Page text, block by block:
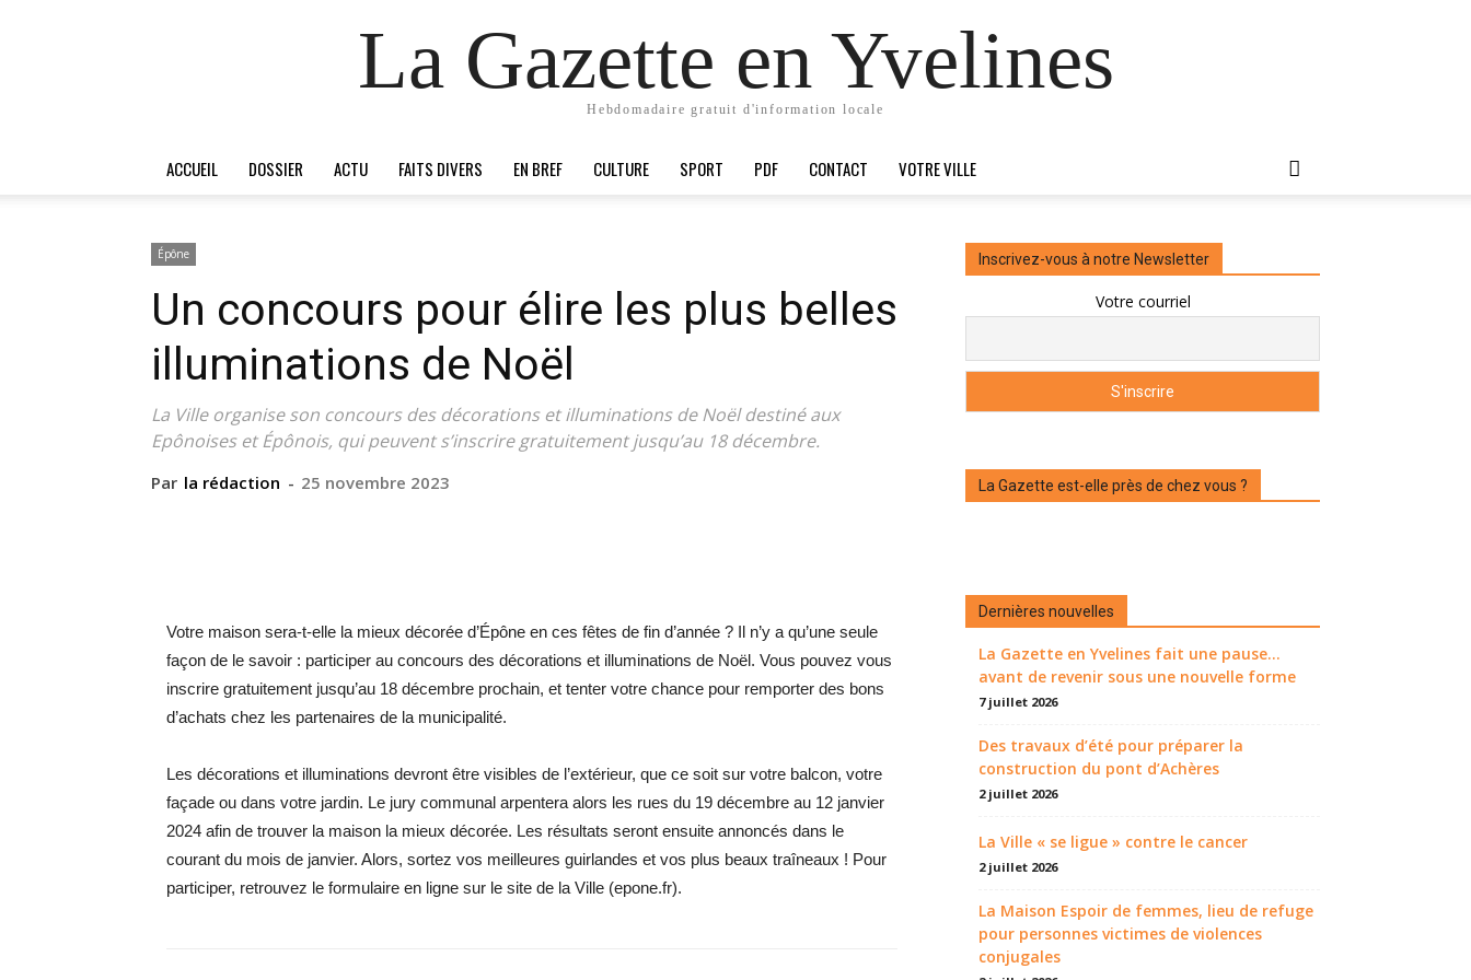
La Gazette en Yvelines
Hebdomadaire gratuit d'information locale
ACCUEIL DOSSIER ACTU FAITS DIVERS EN BREF CULTURE SPORT PDF CONTACT VOTRE VILLE
Épône
Un concours pour élire les plus belles
illuminations de Noël
La Ville organise son concours des décorations et illuminations de Noël destiné aux
Epônoises et Épônois, qui peuvent s’inscrire gratuitement jusqu’au 18 décembre.
Par la rédaction - 25 novembre 2023
Votre maison sera-t-elle la mieux décorée d’Épône en ces fêtes de fin d’année ? Il n’y a qu’une seule
façon de le savoir : participer au concours des décorations et illuminations de Noël. Vous pouvez vous
inscrire gratuitement jusqu’au 18 décembre prochain, et tenter votre chance pour remporter des bons
d’achats chez les partenaires de la municipalité.
Les décorations et illuminations devront être visibles de l’extérieur, que ce soit sur votre balcon, votre
façade ou dans votre jardin. Le jury communal arpentera alors les rues du 19 décembre au 12 janvier
2024 afin de trouver la maison la mieux décorée. Les résultats seront ensuite annoncés dans le
courant du mois de janvier. Alors, sortez vos meilleures guirlandes et vos plus beaux traîneaux ! Pour
participer, retrouvez le formulaire en ligne sur le site de la Ville (epone.fr).
Inscrivez-vous à notre Newsletter
Votre courriel
La Gazette est-elle près de chez vous ?
Dernières nouvelles
La Gazette en Yvelines fait une pause...
avant de revenir sous une nouvelle forme
7 juillet 2026
Des travaux d’été pour préparer la
construction du pont d’Achères
2 juillet 2026
La Ville « se ligue » contre le cancer
2 juillet 2026
La Maison Espoir de femmes, lieu de refuge
pour personnes victimes de violences
conjugales